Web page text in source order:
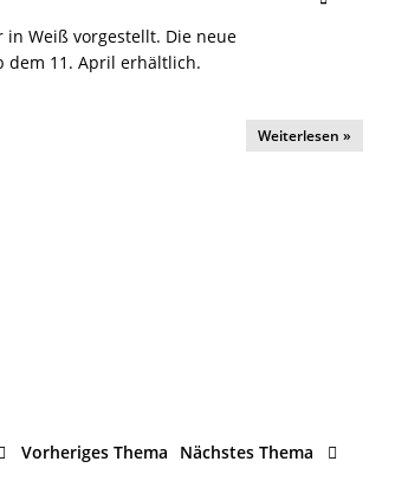
Weiß vorgestellt. Die neue
dem 11. April erhältlich.
Weiterlesen »
Vorheriges Thema Nächstes Thema